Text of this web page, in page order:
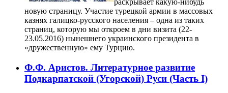
раскрывает какую-нибудь
новую страницу. Участие турецкой армии в массовых
казнях галицко-русского населения – одна из таких
страниц, которую мы откроем в дни визита (22-
23.05.2016) нынешнего украинского президента в
«дружественную» ему Турцию.
Ф.Ф. Аристов. Литературное развитие
Подкарпатской (Угорской) Руси (Часть I)